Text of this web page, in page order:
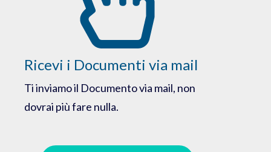
Ricevi i Documenti via mail
Ti inviamo il Documento via mail, non
dovrai più fare nulla.